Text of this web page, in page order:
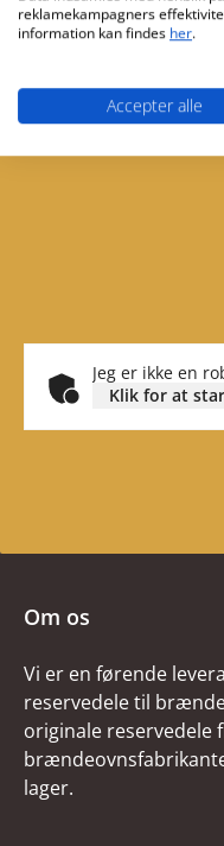
Gratis forsendelse
Jeg er ikke en
Klik for at
Om os
Vi er en førende
reservedele til
originale reservedele
lager.
reklamekampagners
information kan findes her.
Accepter alle